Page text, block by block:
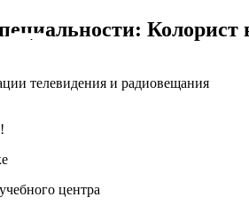
Колорист
телевидения и радиовещания
центра